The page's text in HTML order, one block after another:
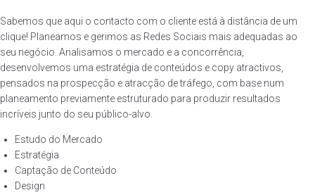
Sabemos que aqui o contacto com o cliente está à distância de um
clique! Planeamos e gerimos as Redes Sociais mais adequadas ao
seu negócio. Analisamos o mercado e a concorrência,
desenvolvemos uma estratégia de conteúdos e copy atractivos,
pensados na prospecção e atracção de tráfego, com base num
planeamento previamente estruturado para produzir resultados
incríveis junto do seu público-alvo.
Estudo do Mercado
Estratégia
Captação de Conteúdo
Design